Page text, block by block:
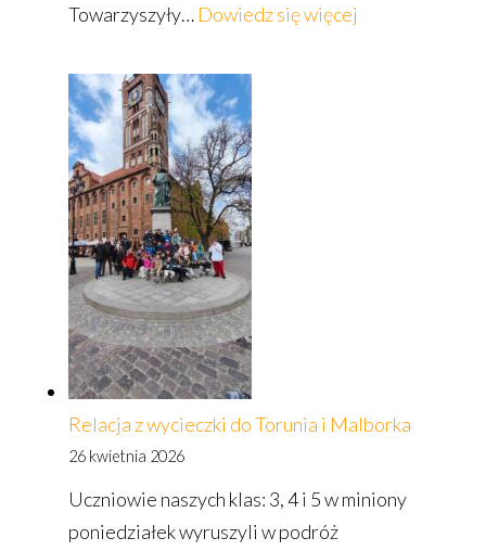
Towarzyszyły… Dowiedz się więcej
Relacja z wycieczki do Torunia i Malborka
26 kwietnia 2026
Uczniowie naszych klas: 3, 4 i 5 w miniony
poniedziałek wyruszyli w podróż